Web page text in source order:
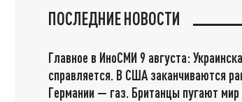
ПОСЛЕДНИЕ НОВОСТИ
Главное в ИноСМИ 9 августа:
справляется. В США заканчиваются
Германии — газ. Британцы пугают мир